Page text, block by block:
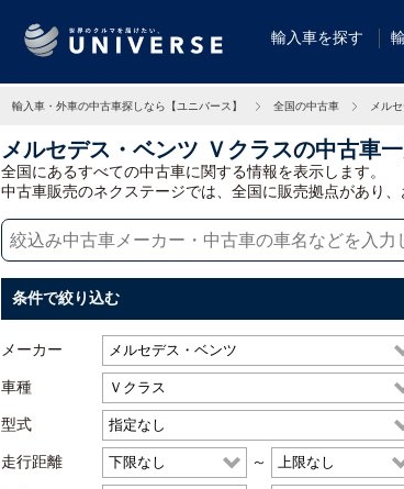
輸入車を探す
輸入車・外車の中古車探しなら【ユニバース】 全国の中古車 メル
メルセデス・ベンツ Ｖクラスの中古車
全国にあるすべての中古車に関する情報を表示します。
中古車販売のネクステージでは、全国に販売拠点があり
条件で絞り込む
メーカー
車種
型式
走行距離 ～